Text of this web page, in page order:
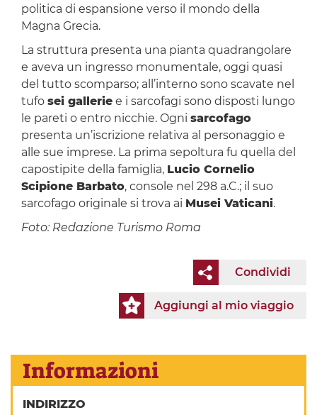
politica di espansione verso il mondo della
Magna Grecia.
La struttura presenta una pianta quadrangolare
e aveva un ingresso monumentale, oggi quasi
del tutto scomparso; all’interno sono scavate nel
tufo sei galleriee i sarcofagi sono disposti lungo
le pareti o entro nicchie. Ogni sarcofago
presenta un’iscrizione relativa al personaggio e
alle sue imprese. La prima sepoltura fu quella del
capostipite della famiglia, Lucio Cornelio
Scipione Barbato, console nel 298 a.C.; il suo
sarcofago originale si trova ai Musei Vaticani.
Foto: Redazione Turismo Roma
Condividi
Aggiungi al mio viaggio
Informazioni
INDIRIZZO